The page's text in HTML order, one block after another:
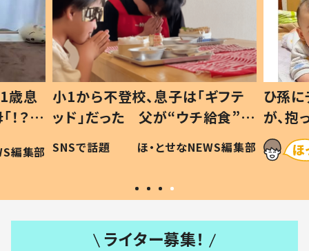
歳息
？」
編集部
小1から不登校、息子は「ギフテ
ッド」だった 父が“ウチ給食”を
作り続ける理由とは #令和の親
#令和の子
SNSで話題 ほ・とせなNEWS編集部
ひ孫
が、
「涙が
い」
ライター募集！